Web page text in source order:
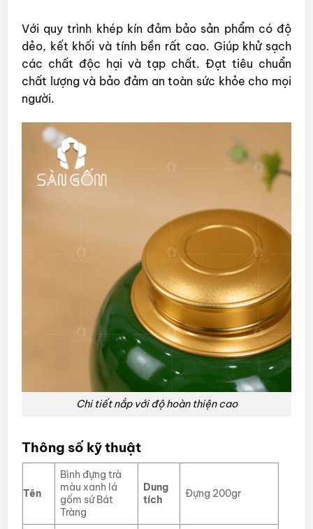
Với quy trình khép kín đảm bảo sản phẩm có độ
dẻo, kết khối và tính bền rất cao. Giúp khử sạch
các chất độc hại và tạp chất. Đạt tiêu chuẩn
chất lượng và bảo đảm an toàn sức khỏe cho mọi
người.
Chi tiết nắp với độ hoàn thiện cao
Thông số kỹ thuật
Tên
Bình đựng trà
màu xanh lá
gốm sứ Bát
Tràng
Dung
tích
Đựng 200gr